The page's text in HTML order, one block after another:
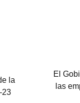
la
23
El
las